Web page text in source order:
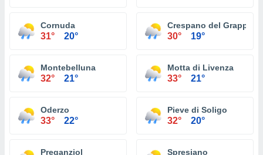
Cornuda
31° 20°
Crespano del Grappa
30° 19°
Montebelluna
32° 21°
Motta di Livenza
33° 21°
Oderzo
33° 22°
Pieve di Soligo
32° 20°
Preganziol Spresiano